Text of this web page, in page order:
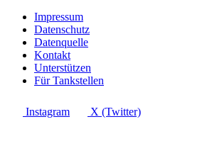
Impressum
Datenschutz
Datenquelle
Kontakt
Unterstützen
Für Tankstellen
Instagram X (Twitter)